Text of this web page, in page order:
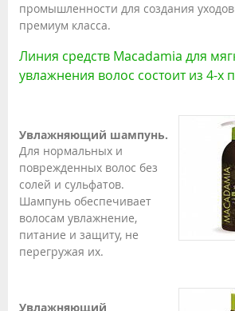
промышленности для создания
премиум класса.
Линия средств Macadamia для
увлажнения волос состоит из 4-х
Увлажняющий шампунь.
Для нормальных и
поврежденных волос без
солей и сульфатов.
Шампунь обеспечивает
волосам увлажнение,
питание и защиту, не
перегружая их.
Увлажняющий